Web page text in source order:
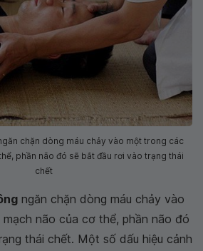
chặn dòng máu chảy vào một trong các
phần não đó sẽ bắt đầu rơi vào trạng thái
chết
ngăn chặn dòng máu chảy vào
não của cơ thể, phần não đó
thái chết. Một số dấu hiệu cảnh